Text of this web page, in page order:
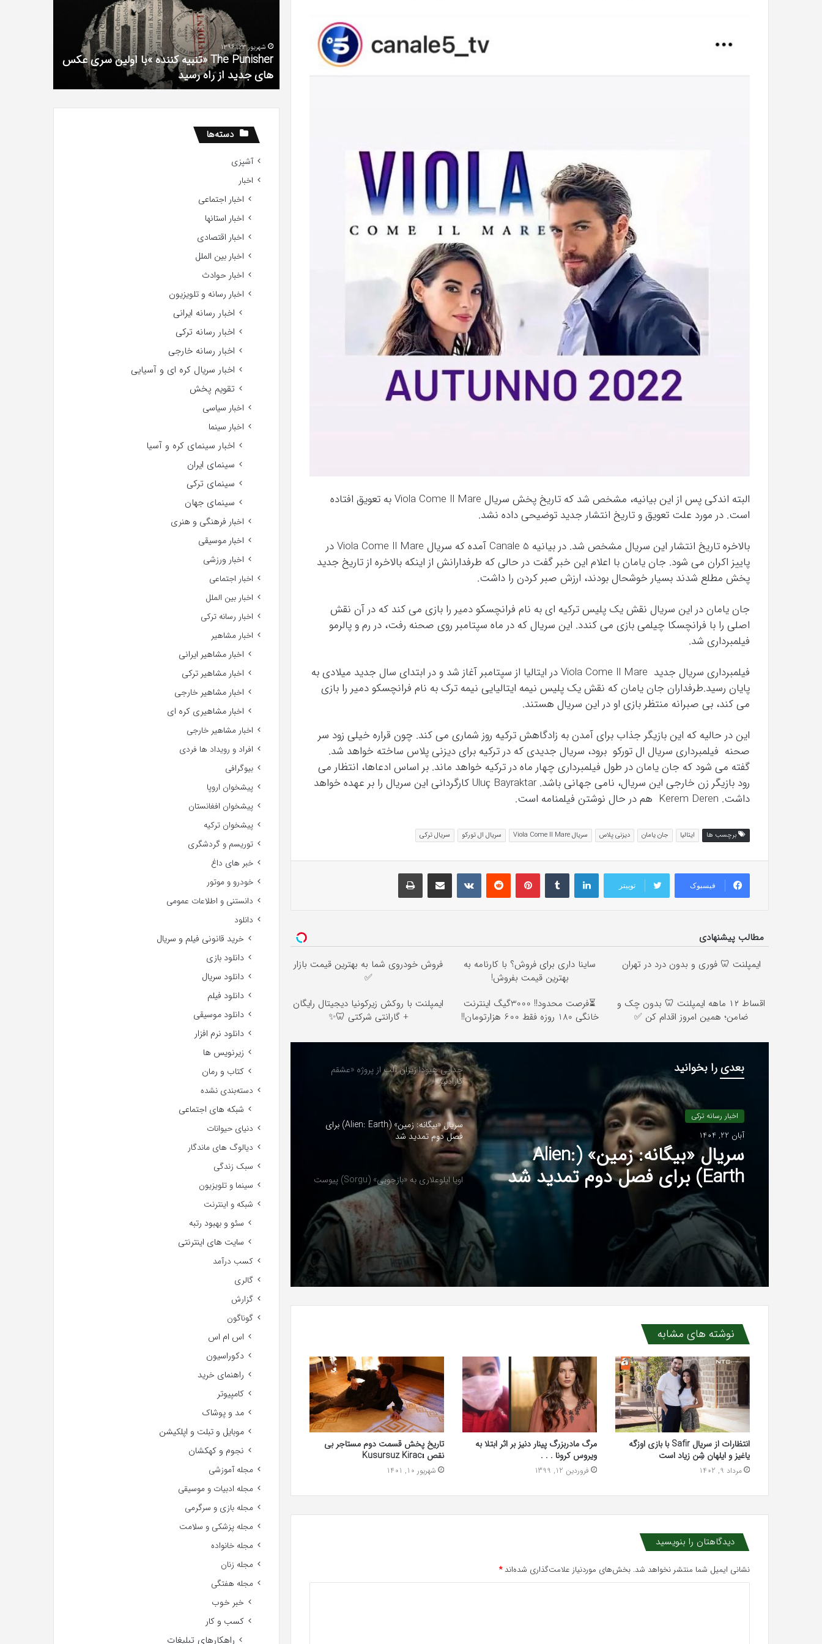
البته اندکی پس از این بیانیه، مشخص شد که تاریخ پخش سریال Viola Come Il Mare به تعویق افتاده
است. در مورد علت تعویق و تاریخ انتشار جدید توضیحی داده نشد.
بالاخره تاریخ انتشار این سریال مشخص شد. در بیانیه Canale 5 آمده که سریال Viola Come Il Mare در
پاییز اکران می شود. جان یامان با اعلام این خبر گفت در حالی که طرفدارانش از اینکه بالاخره از تاریخ جدید
پخش مطلع شدند بسیار خوشحال بودند، ارزش صبر کردن را داشت.
جان یامان در این سریال نقش یک پلیس ترکیه ای به نام فرانچسکو دمیر را بازی می کند که در آن نقش
اصلی را با فرانچسکا چیلمی بازی می کندد. این سریال که در ماه سپتامبر روی صحنه رفت، در رم و پالرمو
فیلمبرداری شد.
فیلمبرداری سریال جدید Viola Come Il Mare در ایتالیا از سپتامبر آغاز شد و در ابتدای سال جدید میلادی به
پایان رسید.طرفداران جان یامان که نقش یک پلیس نیمه ایتالیایی نیمه ترک به نام فرانچسکو دمیر را بازی
می کند، بی صبرانه منتظر بازی او در این سریال هستند.
این در حالیه که این بازیگر جذاب برای آمدن به زادگاهش ترکیه روز شماری می کند. چون قراره خیلی زود سر
صحنه فیلمبرداری سریال ال تورکو برود، سریال جدیدی که در ترکیه برای دیزنی پلاس ساخته خواهد شد.
گفته می شود که جان یامان در طول فیلمبرداری چهار ماه در ترکیه خواهد ماند. بر اساس ادعاها، انتظار می
رود بازیگر زن خارجی این سریال، نامی جهانی باشد. Uluç Bayraktar کارگردانی این سریال را بر عهده خواهد
داشت. Kerem Deren هم در حال نوشتن فیلمنامه است.
برچسب ها ایتالیا جان یامان دیزنی پلاس سریال Viola Come Il Mare سریال ال تورکو سریال ترکی
فیسبوک توییتر
لینکداینتامبلر پینتریستReddit
VKontakteاشتراک گذاری با ایمیل چاپ
مطالب پیشنهادی
ایمپلنت 🦷 فوری و بدون درد در تهران
ساینا داری برای فروش؟ با کارنامه به
بهترین قیمت بفروش!
فروش خودروی شما به بهترین قیمت بازار
✅
اقساط ۱۲ ماهه ایمپلنت 🦷 بدون چک و
ضامن؛ همین امروز اقدام کن ✅
⏳فرصت محدود!! 3000گیگ اینترنت
خانگی 180 روزه فقط 600 هزارتومان!!
ایمپلنت با روکش زیرکونیا دیجیتال رایگان
+ گارانتی شرکتی 🦷✨
بعدی را بخوانید
اخبار رسانه ترکی
آبان 22, 1404
سریال «بیگانه: زمین» (Alien:
Earth) برای فصل دوم تمدید شد
جدایی هیودا زیزان آلپ از پروژه «عشقم
کارادنیز»
سریال «بیگانه: زمین» (Alien: Earth) برای
فصل دوم تمدید شد
اویا ایلوعلاری به «بازجویی» (Sorgu) پیوست
نوشته های مشابه
انتظارات از سریال Safir با بازی اوزگه
یاغیز و ایلهان شِن زیاد است
مرداد 9, 1402
مرگ مادربزرگ پینار دنیز بر اثر ابتلا به
ویروس کرونا . . .
فروردین 12, 1399
تاریخ پخش قسمت دوم مستاجر بی
نقص Kusursuz Kiracı
شهریور 10, 1401
دیدگاهتان را بنویسید
نشانی ایمیل شما منتشر نخواهد شد. بخش‌های موردنیاز علامت‌گذاری شده‌اند*
من
همه چیز در مورد سریال دروغ شیرین من
بود.
آذر 23, 1398
کریستن بل می دانست که “فروزن 2” موفق
خواهد بود.
عکس
های
جدید
از
شهریور 23, 1396
The Punisher «تنبیه کننده »با اولین سری عکس
های جدید از راه رسید
دسته‌ها
آشپزی
اخبار
اخبار اجتماعی
اخبار استانها
اخبار اقتصادی
اخبار بین الملل
اخبار حوادث
اخبار رسانه و تلویزیون
اخبار رسانه ایرانی
اخبار رسانه ترکی
اخبار رسانه خارجی
اخبار سریال کره ای و آسیایی
تقویم پخش
اخبار سیاسی
اخبار سینما
اخبار سینمای کره و آسیا
سینمای ایران
سینمای ترکی
سینمای جهان
اخبار فرهنگی و هنری
اخبار موسیقی
اخبار ورزشی
اخبار اجتماعی
اخبار بین الملل
اخبار رسانه ترکی
اخبار مشاهیر
اخبار مشاهیر ایرانی
اخبار مشاهیر ترکی
اخبار مشاهیر خارجی
اخبار مشاهیری کره ای
اخبار مشاهیر خارجی
افراد و رویداد ها فردی
بیوگرافی
پیشخوان اروپا
پیشخوان افغانستان
پیشخوان ترکیه
توریسم و گردشگری
خبر های داغ
خودرو و موتور
دانستنی و اطلاعات عمومی
دانلود
خرید قانونی فیلم و سریال
دانلود بازی
دانلود سریال
دانلود فیلم
دانلود موسیقی
دانلود نرم افزار
زیرنویس ها
کتاب و رمان
دسته‌بندی نشده
شبکه های اجتماعی
دنیای حیوانات
دیالوگ های ماندگار
سبک زندگی
سینما و تلویزیون
شبکه و اینترنت
سئو و بهبود رتبه
سایت های اینترنتی
کسب درآمد
گالری
گزارش
گوناگون
اس ام اس
دکوراسیون
راهنمای خرید
کامپیوتر
مد و پوشاک
موبایل و تبلت و اپلکیشن
نجوم و کهکشان
مجله آموزشی
مجله ادبیات و موسیقی
مجله بازی و سرگرمی
مجله پزشکی و سلامت
مجله خانواده
مجله زنان
مجله هفتگی
خبر خوب
کسب و کار
راهکارهای تبلیغات